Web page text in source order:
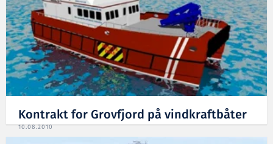
Kontrakt for Grovfjord på vindkraftbåter
10.08.2010